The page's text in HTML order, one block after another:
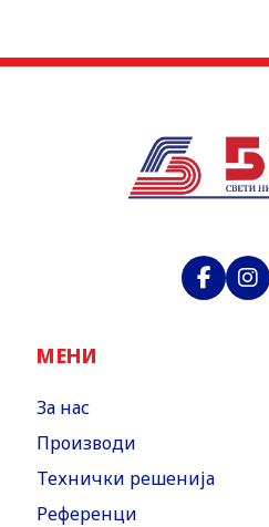
МЕНИ
За нас
Производи
Технички решенија
Референци